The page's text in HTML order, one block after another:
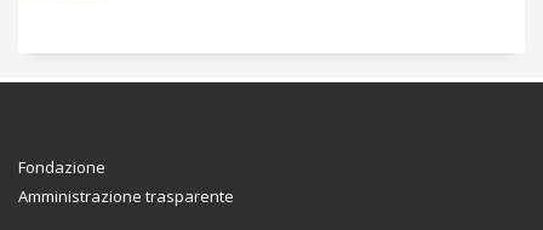
Fondazione
Amministrazione trasparente